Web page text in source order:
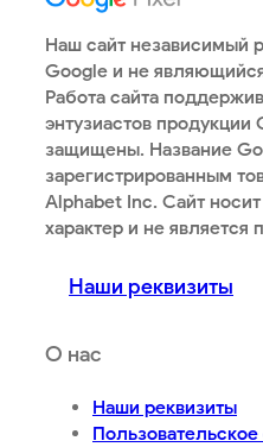
Наш сайт независимый
Google и не
Работа сайта
энтузиастов продукции
защищены. Название
зарегистрированным
Alphabet Inc. Сайт
характер и не является
Наши реквизиты
О нас
Наши реквизиты